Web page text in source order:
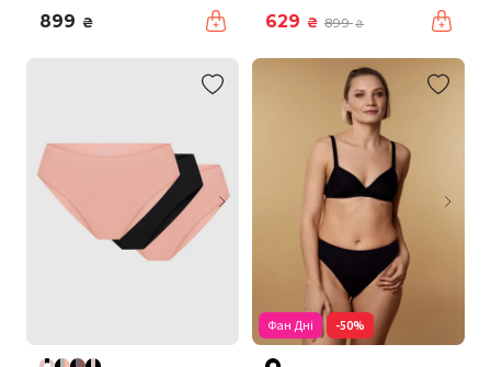
899 ₴ 629 ₴ 899₴
Фан Дні -50%